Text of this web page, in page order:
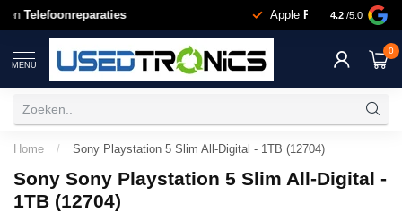
Wij doenTelefoonreparaties Apple
4.2 /5.0
MENU
0
Home / Sony Playstation 5 Slim All-Digital - 1TB (12704)
Sony Sony Playstation 5 Slim All-Digital -
1TB (12704)